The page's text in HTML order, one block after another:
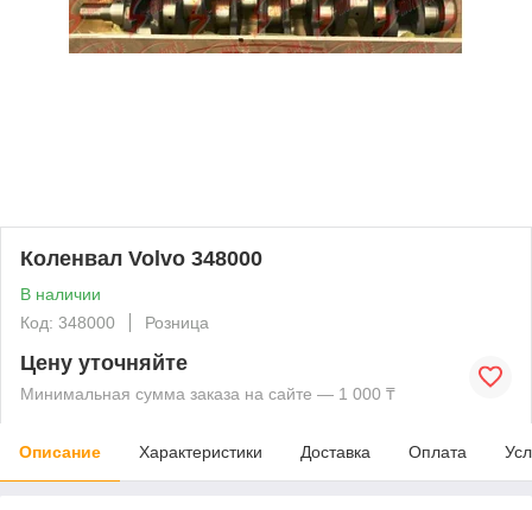
Коленвал Volvo 348000
В наличии
Код: 348000
Розница
Цену уточняйте
Минимальная сумма заказа на сайте — 1 000 ₸
Описание Характеристики Доставка Оплата